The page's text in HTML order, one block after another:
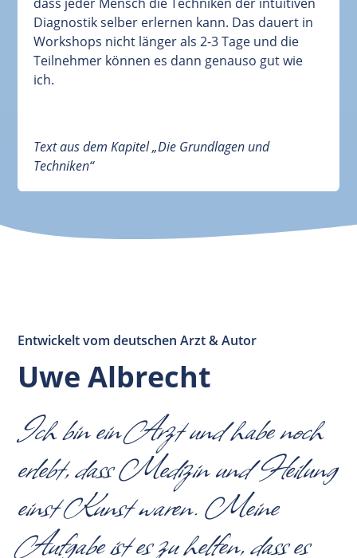
Diagnostik selber erlernen kann. Das dauert in
Workshops nicht länger als 2-3 Tage und die
Teilnehmer können es dann genauso gut wie
ich.
Text aus dem Kapitel „Die Grundlagen und
Techniken“
Entwickelt vom deutschen Arzt & Autor
Uwe Albrecht
Ich bin ein Arzt und habe noch
erlebt, dass Medizin und Heilung
einst Kunst waren. Meine
Aufgabe ist es zu helfen, dass es